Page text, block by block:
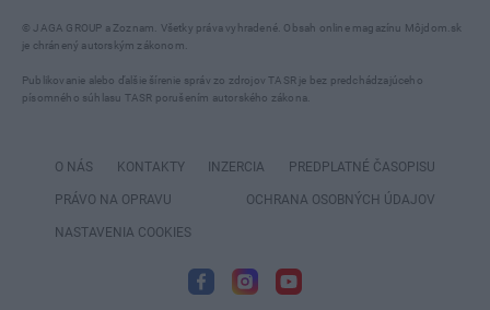
© JAGA GROUP a Zoznam. Všetky práva vyhradené. Obsah online magazínu Môjdom.sk
je chránený autorským zákonom.
Publikovanie alebo ďalšie šírenie správ zo zdrojov TASR je bez predchádzajúceho
písomného súhlasu TASR porušením autorského zákona.
O NÁS KONTAKTY INZERCIA PREDPLATNÉ ČASOPISU
PRÁVO NA OPRAVU OCHRANA OSOBNÝCH ÚDAJOV
NASTAVENIA COOKIES